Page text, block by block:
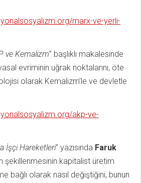
marx-ve-yerli-
ve Kemalizm” başlıklı makalesinde
evriminin uğrak noktalarını, öte
olarak Kemalizm’le ve devletle
akp-ve-
İşçi Hareketleri” yazısında Faruk
şekillenmesinin kapitalist üretim
bağlı olarak nasıl değiştiğini, bunun